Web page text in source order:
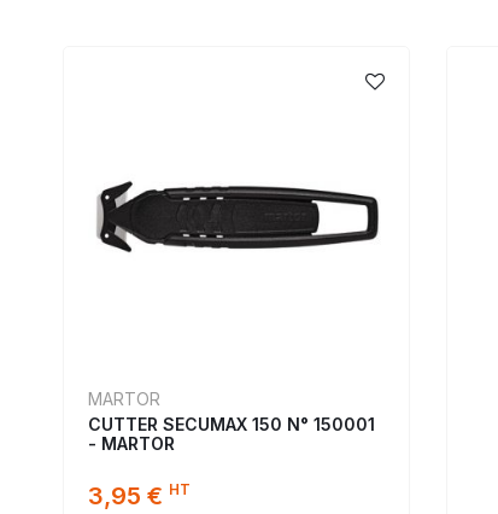
MARTOR
CUTTER SECUMAX 150 N° 150001
- MARTOR
3,95 € HT